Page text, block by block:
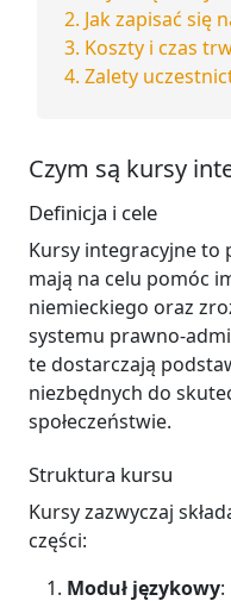
Jak zapisać się
Koszty i czas
Zalety
Czym są kursy
Definicja i cele
Kursy integracyjne to
mają na celu pomóc
niemieckiego oraz
systemu prawno-
te dostarczają
niezbędnych do
społeczeństwie.
Struktura kursu
Kursy zazwyczaj
części:
Moduł językowy: